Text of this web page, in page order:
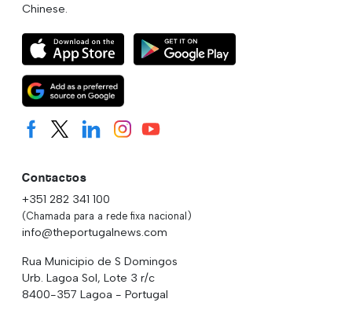
Chinese.
Contactos
+351 282 341 100
(Chamada para a rede fixa nacional)
info@theportugalnews.com
Rua Municipio de S Domingos
Urb. Lagoa Sol, Lote 3 r/c
8400-357 Lagoa - Portugal